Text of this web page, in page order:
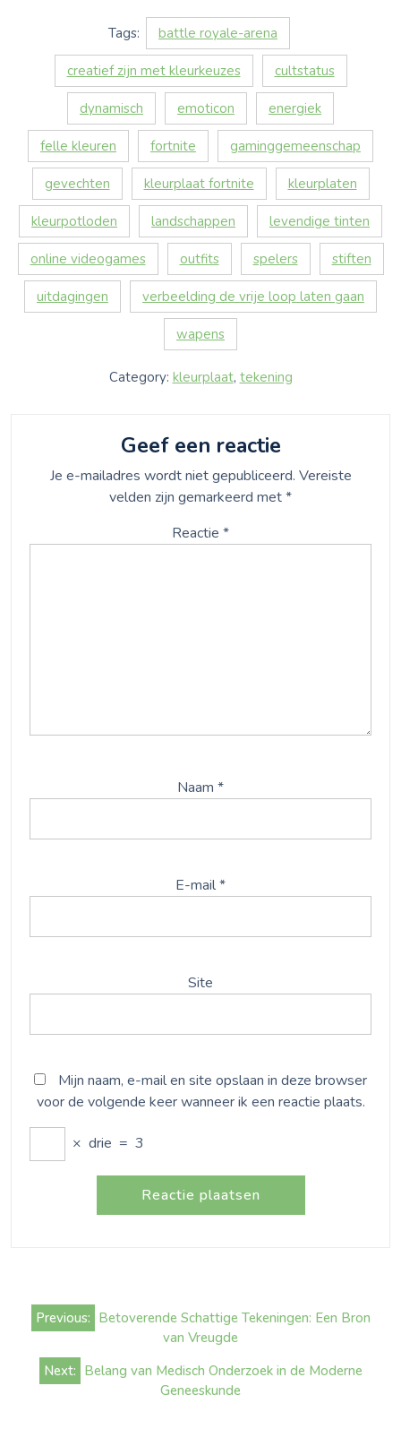
Tags: battle royale-arena
creatief zijn met kleurkeuzes cultstatus
dynamisch emoticon energiek
felle kleuren fortnite gaminggemeenschap
gevechten kleurplaat fortnite kleurplaten
kleurpotloden landschappen levendige tinten
online videogames outfits spelers stiften
uitdagingen verbeelding de vrije loop laten gaan
wapens
Category: kleurplaat, tekening
Geef een reactie
Je e-mailadres wordt niet gepubliceerd. Vereiste
velden zijn gemarkeerd met*
Reactie *
Naam *
E-mail*
Site
Mijn naam, e-mail en site opslaan in deze browser
voor de volgende keer wanneer ik een reactie plaats.
× drie = 3
Bericht
navigatie
Previous: Betoverende Schattige Tekeningen: Een Bron
van Vreugde
Next: Belang van Medisch Onderzoek in de Moderne
Geneeskunde